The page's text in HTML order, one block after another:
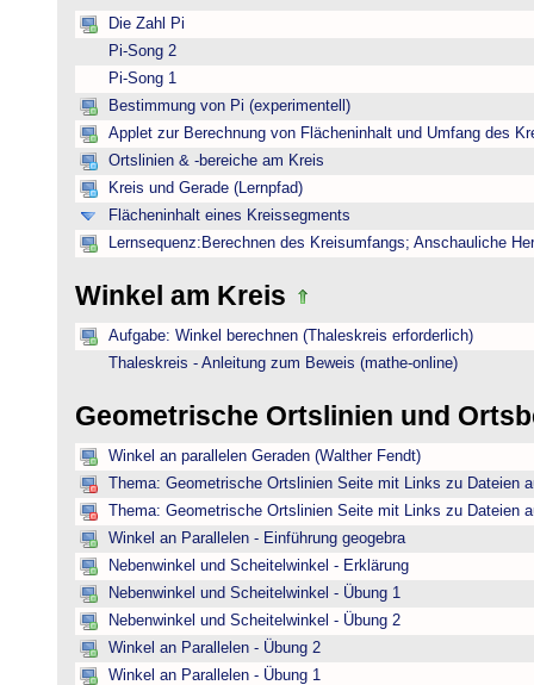
Die Zahl Pi
Pi-Song 2
Pi-Song 1
Bestimmung von Pi (experimentell)
Applet zur Berechnung von Flächeninhalt und Umfang des
Ortslinien & -bereiche am Kreis
Kreis und Gerade (Lernpfad)
Flächeninhalt eines Kreissegments
Lernsequenz:Berechnen des Kreisumfangs; Anschauliche
Winkel am Kreis
Aufgabe: Winkel berechnen (Thaleskreis erforderlich)
Thaleskreis - Anleitung zum Beweis (mathe-online)
Geometrische Ortslinien und
Winkel an parallelen Geraden (Walther Fendt)
Thema: Geometrische Ortslinien Seite mit Links zu Dateien
Thema: Geometrische Ortslinien Seite mit Links zu Dateien
Winkel an Parallelen - Einführung geogebra
Nebenwinkel und Scheitelwinkel - Erklärung
Nebenwinkel und Scheitelwinkel - Übung 1
Nebenwinkel und Scheitelwinkel - Übung 2
Winkel an Parallelen - Übung 2
Winkel an Parallelen - Übung 1